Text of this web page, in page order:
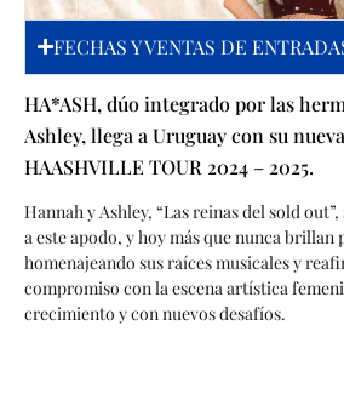
FECHAS Y VENTAS DE
HA*ASH, dúo integrado por las
Ashley, llega a Uruguay con su
HAASHVILLE TOUR 2024 – 2025.
Hannah y Ashley, “Las reinas del sold
a este apodo, y hoy más que nunca brillan
homenajeando sus raíces musicales y
compromiso con la escena artística
crecimiento y con nuevos desafíos.